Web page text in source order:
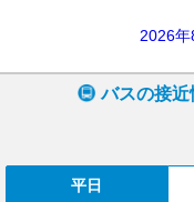
2026
バスの接近
平日